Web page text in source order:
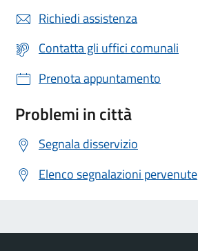
Richiedi assistenza
Contatta gli uffici comunali
Prenota appuntamento
Problemi in città
Segnala disservizio
Elenco segnalazioni pervenute